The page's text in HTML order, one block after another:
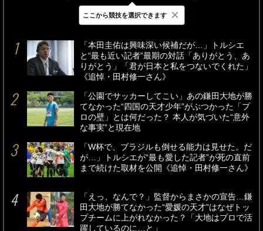
最新 24時間 週間
「本田圭佑は興味深い候補だが…」トルシエ
と“最も近い記者”最期の対話「ありがとう、あ
りがとう」「君が日本と私をつないでくれた」
《追悼・田村修一さん》
「公園でサッカーしてこい」あの鎌田大地が勝
てなかった“四国の天才少年”がぶつかった「プ
ロの壁」とは何だった？ 本人が気づいた“意外
な事実”と現在地
「W杯で、ブラジルも倒せる能力は見せた。だ
が…」トルシエが“最も愛した記者”が死の直前
まで続けた取材を公開《追悼・田村修一さん》
「えっ、なんで？」監督からまさかの宣告…鎌
田大地が勝てなかった“愛媛の天才”はなぜトッ
プチームに上がれなかった？「大地はプロで活
躍しているのに…と」
ここから競技を選択できます ×